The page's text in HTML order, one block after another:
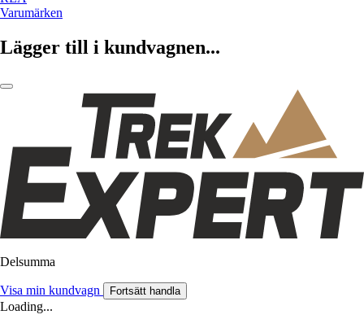
Varumärken
Lägger till i kundvagnen...
Delsumma
Visa min kundvagn Fortsätt handla
Loading...